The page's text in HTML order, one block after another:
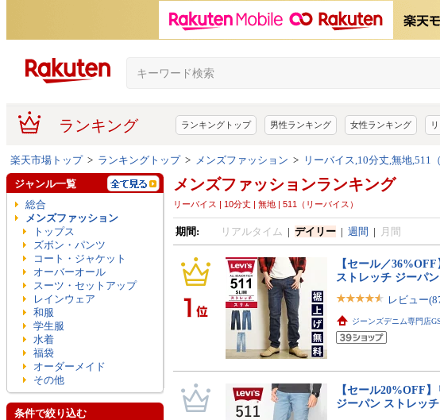
ランキング ランキングトップ 男性ランキング 女性ランキング
楽天市場トップ> ランキングトップ> メンズファッション > リーバイス,10分丈,無地,511
メンズファッションランキング
リーバイス | 10分丈 | 無地 | 511（リーバイス）
期間: リアルタイム | デイリー| 週間 | 月間
【セール／
ストレッチ ジーパ
レビュー
ジーンズデニム専門店
【セール20%OFF
ジーパン ストレッ
ジャンル一覧
総合
メンズファッション
トップス
ズボン・パンツ
コート・ジャケット
オーバーオール
スーツ・セットアップ
レインウェア
和服
学生服
水着
福袋
オーダーメイド
その他
条件で絞り込む